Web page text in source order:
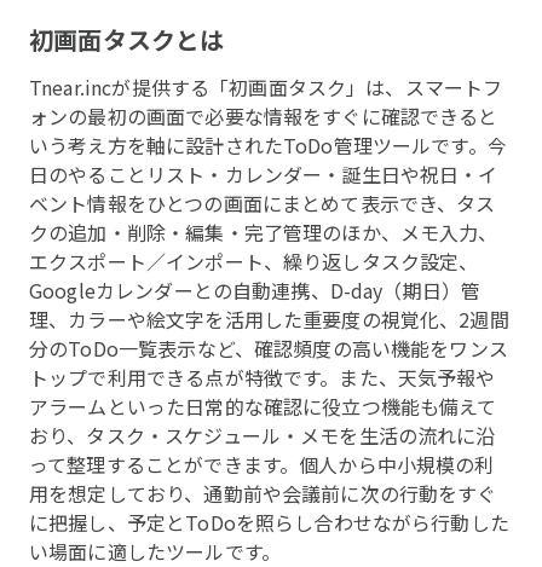
初画面タスクとは
Tnear.incが提供する「初画面タスク」は、スマートフ
ォンの最初の画面で必要な情報をすぐに確認できると
いう考え方を軸に設計されたToDo管理ツールです。今
日のやることリスト・カレンダー・誕生日や祝日・イ
ベント情報をひとつの画面にまとめて表示でき、タス
クの追加・削除・編集・完了管理のほか、メモ入力、
エクスポート／インポート、繰り返しタスク設定、
Googleカレンダーとの自動連携、D-day（期日）管
理、カラーや絵文字を活用した重要度の視覚化、2週間
分のToDo一覧表示など、確認頻度の高い機能をワンス
トップで利用できる点が特徴です。また、天気予報や
アラームといった日常的な確認に役立つ機能も備えて
おり、タスク・スケジュール・メモを生活の流れに沿
って整理することができます。個人から中小規模の利
用を想定しており、通勤前や会議前に次の行動をすぐ
に把握し、予定とToDoを照らし合わせながら行動した
い場面に適したツールです。